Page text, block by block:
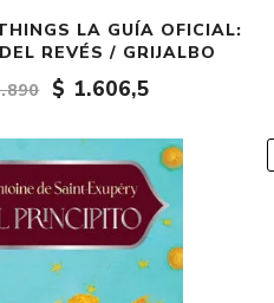
LA GUÍA OFICIAL:
REVÉS / GRIJALBO
$ 1.606,5